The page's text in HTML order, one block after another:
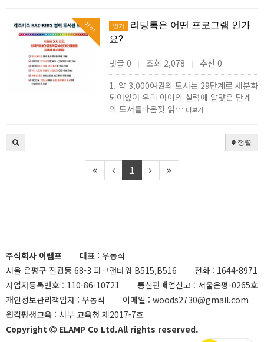
Hot 인기
리딩톡은 어떤 프로그램 인가
요?
댓글 0 | 조회 2,078 |
추천 0
1. 약 3,000여권의 도서는 29단계로 세분화
되어있어 우리 아이의 실력에 알맞은 단계
의 도서를마음껏 읽… 더보기
정렬
1
주식회사 이램프
대표 : 우동식
서울 은평구 진관동 68-3 파크앤타워 B515,B516
전화 : 1644-8971
사업자등록번호 : 110-86-10721 통신판매업신고 : 서울은평-0265호
개인정보관리책임자 : 우동식
이메일 : woods2730@gmail.com
원격평생교육 : 서부 교육청 제2017-7호
Copyright
ELAMP Co Ltd.All rights reserved.